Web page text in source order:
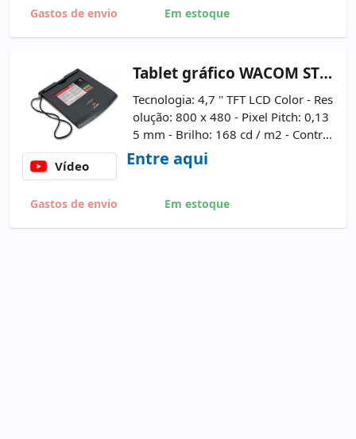
Gastos de envio Em estoque
Tabletgráfico WACOM STU-520
Tecnologia: 4,7 '' TFT LCD Color - Res
olução: 800 x 480 - Pixel Pitch: 0,13
5 mm - Brilho: 168 cd / m2 - Contra
ste: 600: 1 - Ângulo: 14'0 ° v / 140 °
h. - Interfaces: 1xUSB 2.0
Vídeo Entre aqui
Gastos de envio Em estoque